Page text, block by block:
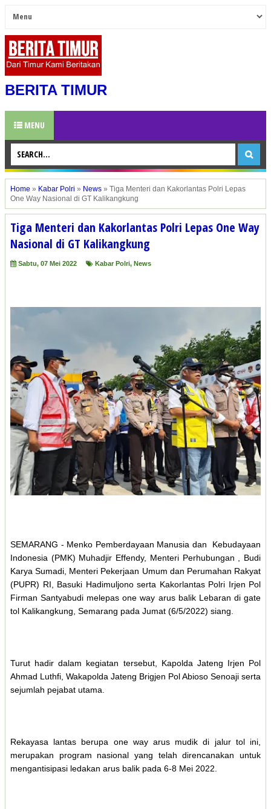
BERITA TIMUR
MENU
Home » Kabar Polri » News » Tiga Menteri dan Kakorlantas Polri Lepas
One Way Nasional di GT Kalikangkung
Tiga Menteri dan Kakorlantas Polri Lepas One Way
Nasional di GT Kalikangkung
Sabtu, 07 Mei 2022 Kabar Polri, News
SEMARANG - Menko Pemberdayaan Manusia dan Kebudayaan
Indonesia (PMK) Muhadjir Effendy, Menteri Perhubungan , Budi
Karya Sumadi, Menteri Pekerjaan Umum dan Perumahan Rakyat
(PUPR) RI, Basuki Hadimuljono serta Kakorlantas Polri Irjen Pol
Firman Santyabudi melepas one way arus balik Lebaran di gate
tol Kalikangkung, Semarang pada Jumat (6/5/2022) siang.
Turut hadir dalam kegiatan tersebut, Kapolda Jateng Irjen Pol
Ahmad Luthfi, Wakapolda Jateng Brigjen Pol Abioso Senoaji serta
sejumlah pejabat utama.
Rekayasa lantas berupa one way arus mudik di jalur tol ini,
merupakan program nasional yang telah direncanakan untuk
mengantisipasi ledakan arus balik pada 6-8 Mei 2022.